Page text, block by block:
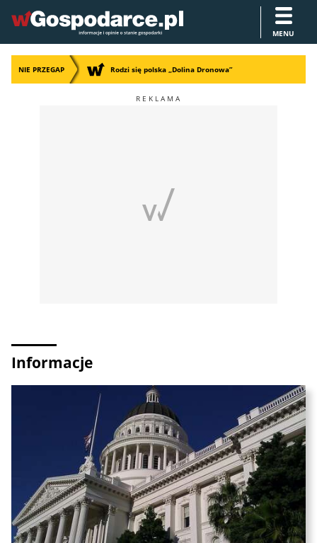
MENU
NIE PRZEGAP Rodzi się polska „Dolina Dronowa”
Informacje